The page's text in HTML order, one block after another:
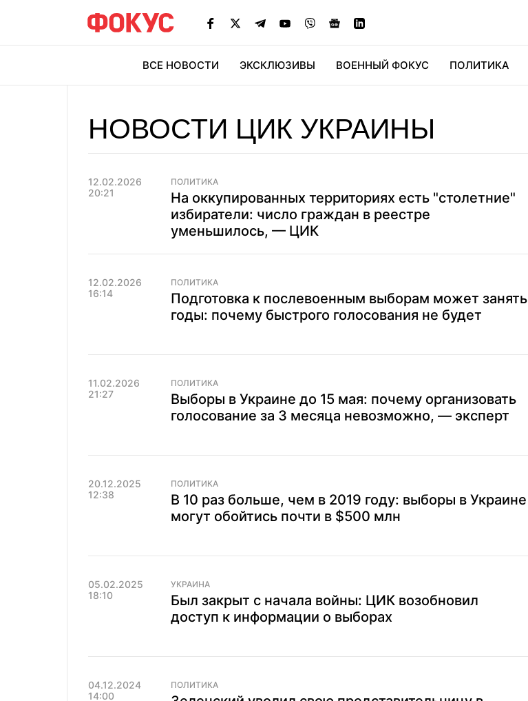
ВСЕ НОВОСТИ ЭКСКЛЮЗИВЫ ВОЕННЫЙ ФОКУС ПОЛИТИКА
НОВОСТИ ЦИК УКРАИНЫ
12.02.2026
20:21
ПОЛИТИКА
На оккупированных территориях есть "столетние"
избиратели: число граждан в реестре
уменьшилось, — ЦИК
12.02.2026
16:14
ПОЛИТИКА
Подготовка к послевоенным выборам может занять
годы: почему быстрого голосования не будет
11.02.2026
21:27
ПОЛИТИКА
Выборы в Украине до 15 мая: почему организовать
голосование за 3 месяца невозможно, — эксперт
20.12.2025
12:38
ПОЛИТИКА
В 10 раз больше, чем в 2019 году: выборы в Украине
могут обойтись почти в $500 млн
05.02.2025
18:10
УКРАИНА
Был закрыт с начала войны: ЦИК возобновил
доступ к информации о выборах
04.12.2024
14:00
ПОЛИТИКА